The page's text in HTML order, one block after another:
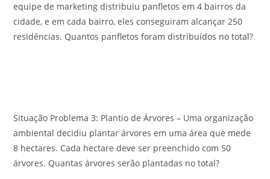
equipe de marketing distribuiu panfletos em 4 bairros da
cidade, e em cada bairro, eles conseguiram alcançar 250
residências. Quantos panfletos foram distribuídos no total?
Situação Problema 3: Plantio de Árvores – Uma organização
ambiental decidiu plantar árvores em uma área que mede
8 hectares. Cada hectare deve ser preenchido com 50
árvores. Quantas árvores serão plantadas no total?